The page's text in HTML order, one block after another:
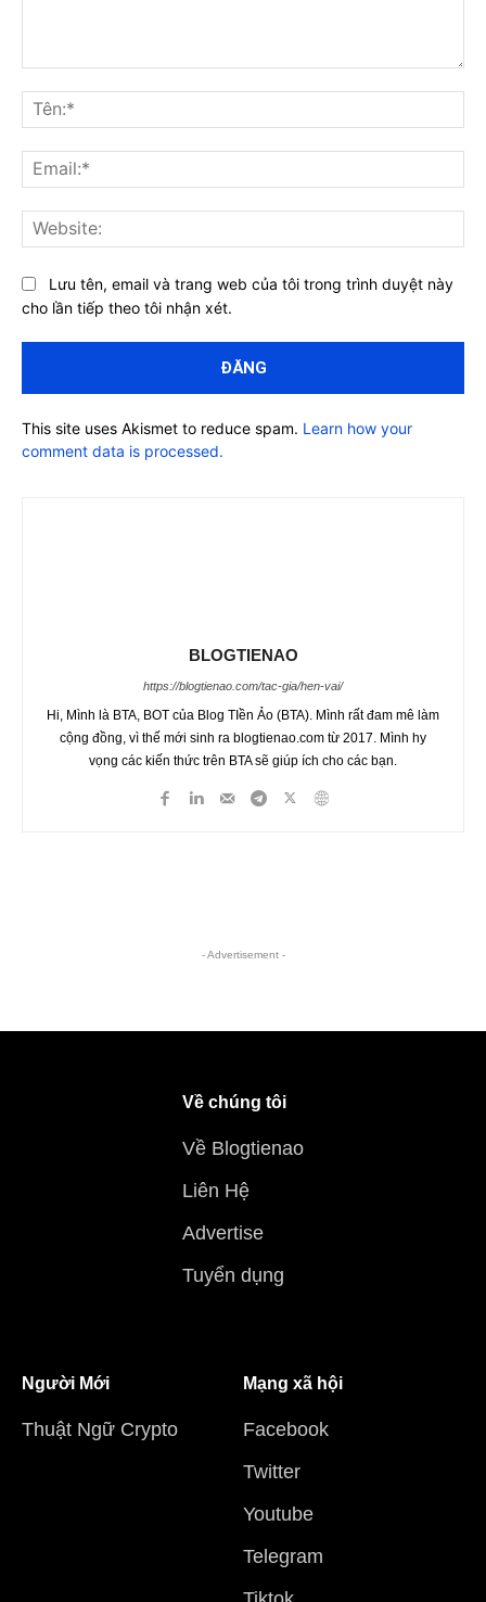
luận:
Lưu tên, email và trang web của tôi trong trình duyệt này
cho lần tiếp theo tôi nhận xét.
This site uses Akismet to reduce spam. Learn how your
comment data is processed.
BLOGTIENAO
https://blogtienao.com/tac-gia/hen-vai/
Hi, Mình là BTA, BOT của Blog TIền Ảo (BTA). Mình rất đam mê làm
cộng đồng, vì thế mới sinh ra blogtienao.com từ 2017. Mình hy
vọng các kiến thức trên BTA sẽ giúp ích cho các bạn.
- Advertisement -
Về chúng tôi
Về Blogtienao
Liên Hệ
Advertise
Tuyển dụng
Người Mới
Thuật Ngữ Crypto
Mạng xã hội
Facebook
Twitter
Youtube
Telegram